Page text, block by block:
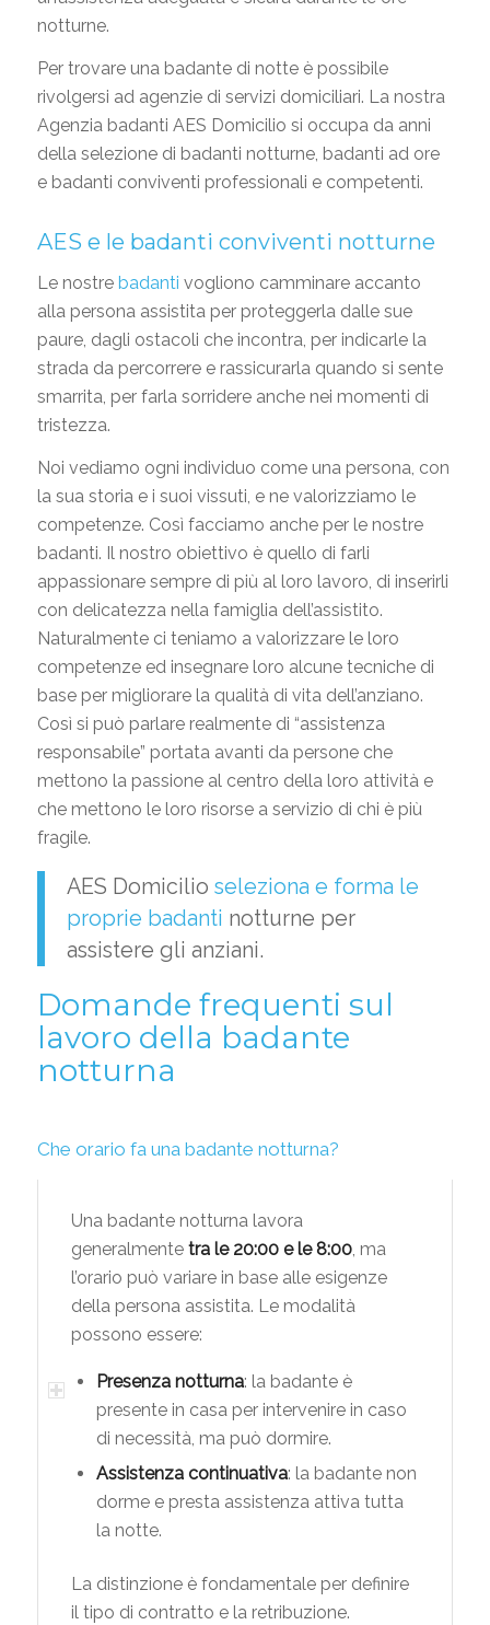
notturne.
Per trovare una badante di notte è possibile
rivolgersi ad agenzie di servizi domiciliari. La nostra
Agenzia badanti AES Domicilio si occupa da anni
della selezione di badanti notturne, badanti ad ore
e badanti conviventi professionali e competenti.
AES e le badanti conviventi notturne
Le nostre badanti vogliono camminare accanto
alla persona assistita per proteggerla dalle sue
paure, dagli ostacoli che incontra, per indicarle la
strada da percorrere e rassicurarla quando si sente
smarrita, per farla sorridere anche nei momenti di
tristezza.
Noi vediamo ogni individuo come una persona, con
la sua storia e i suoi vissuti, e ne valorizziamo le
competenze. Così facciamo anche per le nostre
badanti. Il nostro obiettivo è quello di farli
appassionare sempre di più al loro lavoro, di inserirli
con delicatezza nella famiglia dell’assistito.
Naturalmente ci teniamo a valorizzare le loro
competenze ed insegnare loro alcune tecniche di
base per migliorare la qualità di vita dell’anziano.
Così si può parlare realmente di “assistenza
responsabile” portata avanti da persone che
mettono la passione al centro della loro attività e
che mettono le loro risorse a servizio di chi è più
fragile.
AES Domicilio seleziona e forma le
proprie badanti notturne per
assistere gli anziani.
Domande frequenti sul
lavoro della badante
notturna
Che orario fa una badante notturna?
Una badante notturna lavora
generalmente tra le 20:00 e le 8:00, ma
l’orario può variare in base alle esigenze
della persona assistita. Le modalità
possono essere:
Presenza notturna: la badante è
presente in casa per intervenire in caso
di necessità, ma può dormire.
Assistenza continuativa: la badante non
dorme e presta assistenza attiva tutta
la notte.
La distinzione è fondamentale per definire
il tipo di contratto e la retribuzione.